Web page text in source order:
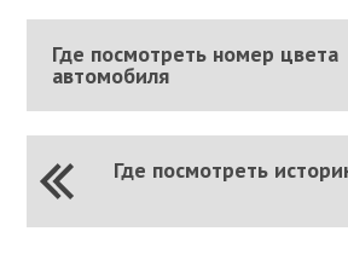
Где посмотреть номер цвета
автомобиля
Где посмотреть